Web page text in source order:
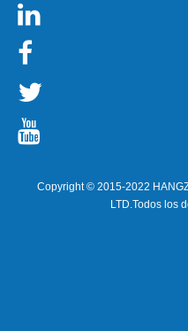




Copyright © 2015-2022
LTD.Todos los